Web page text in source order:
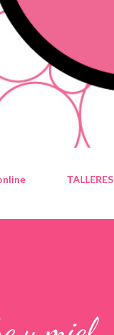
TALLERES